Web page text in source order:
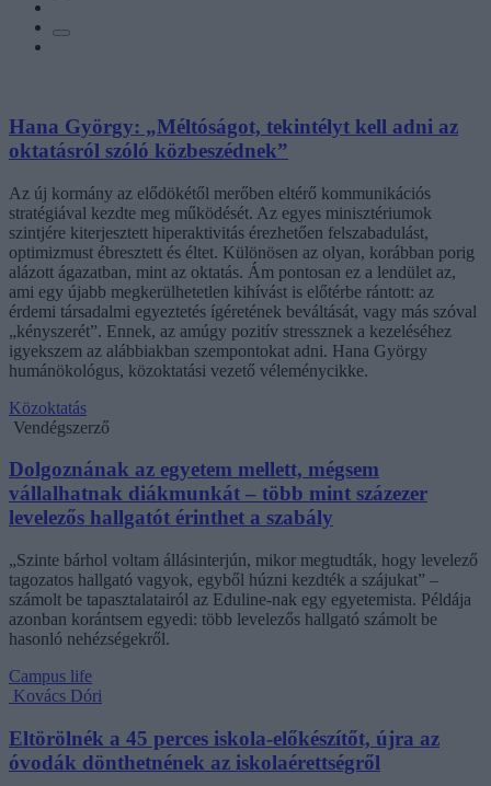
Hana György: „Méltóságot, tekintélyt kell adni az
oktatásról szóló közbeszédnek”
Az új kormány az elődökétől merőben eltérő kommunikációs
stratégiával kezdte meg működését. Az egyes minisztériumok
szintjére kiterjesztett hiperaktivitás érezhetően felszabadulást,
optimizmust ébresztett és éltet. Különösen az olyan, korábban porig
alázott ágazatban, mint az oktatás. Ám pontosan ez a lendület az,
ami egy újabb megkerülhetetlen kihívást is előtérbe rántott: az
érdemi társadalmi egyeztetés ígéretének beváltását, vagy más szóval
„kényszerét”. Ennek, az amúgy pozitív stressznek a kezeléséhez
igyekszem az alábbiakban szempontokat adni. Hana György
humánökológus, közoktatási vezető véleménycikke.
Közoktatás
Vendégszerző
Dolgoznának az egyetem mellett, mégsem
vállalhatnak diákmunkát – több mint százezer
levelezős hallgatót érinthet a szabály
„Szinte bárhol voltam állásinterjún, mikor megtudták, hogy levelező
tagozatos hallgató vagyok, egyből húzni kezdték a szájukat” –
számolt be tapasztalatairól az Eduline-nak egy egyetemista. Példája
azonban korántsem egyedi: több levelezős hallgató számolt be
hasonló nehézségekről.
Campus life
Kovács Dóri
Eltörölnék a 45 perces iskola-előkészítőt, újra az
óvodák dönthetnének az iskolaérettségről